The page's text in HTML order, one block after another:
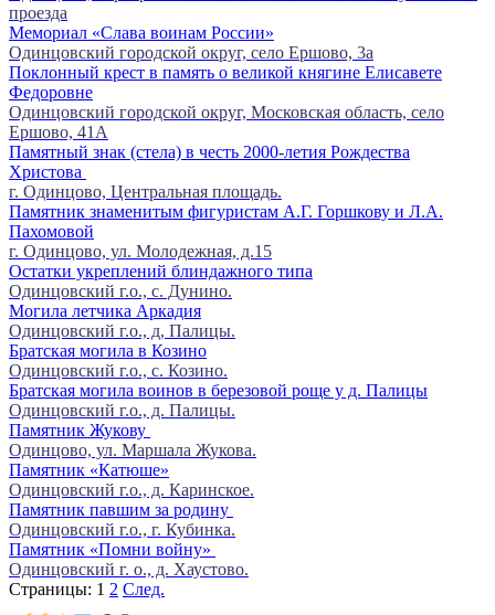
проезда
Мемориал «Слава воинам России»
Одинцовский городской округ, село Ершово, 3а
Поклонный крест в память о великой княгине Елисавете
Федоровне
Одинцовский городской округ, Московская область, село
Ершово, 41А
Памятный знак (стела) в честь 2000-летия Рождества
Христова
г. Одинцово, Центральная площадь.
Памятник знаменитым фигуристам А.Г. Горшкову и Л.А.
Пахомовой
г. Одинцово, ул. Молодежная, д.15
Остатки укреплений блиндажного типа
Одинцовский г.о., с. Дунино.
Могила летчика Аркадия
Одинцовский г.о., д, Палицы.
Братская могила в Козино
Одинцовский г.о., с. Козино.
Братская могила воинов в березовой роще у д. Палицы
Одинцовский г.о., д. Палицы.
Памятник Жукову
Одинцово, ул. Маршала Жукова.
Памятник «Катюше»
Одинцовский г.о., д. Каринское.
Памятник павшим за родину
Одинцовский г.о., г. Кубинка.
Памятник «Помни войну»
Одинцовский г. о., д. Хаустово.
Страницы: 1 2 След.